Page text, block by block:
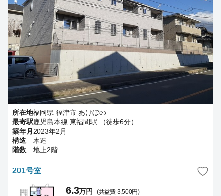
所在地福岡県 福津市 あけぼの
最寄駅鹿児島本線 東福間駅 （徒歩6分）
築年月 2023年2月
構造
木造
階数
地上2階
201号室
6.3万円 (共益費 3,500円)